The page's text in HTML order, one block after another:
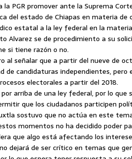
la PGR promover ante la Suprema
del estado de Chiapas en materia de
estatal a la ley federal en la
Alvarez se de procedimiento a su
si tiene razón o no.
al señalar que a partir del nueve de
de candidaturas independientes, pero
electorales a partir del 2018.
arriba de una ley federal, por lo que
que los ciudadanos participen
sostuvo que no actúa en este
momentos no ha decidido poder
que algo está afectando los
dejará de ser crítico en temas que